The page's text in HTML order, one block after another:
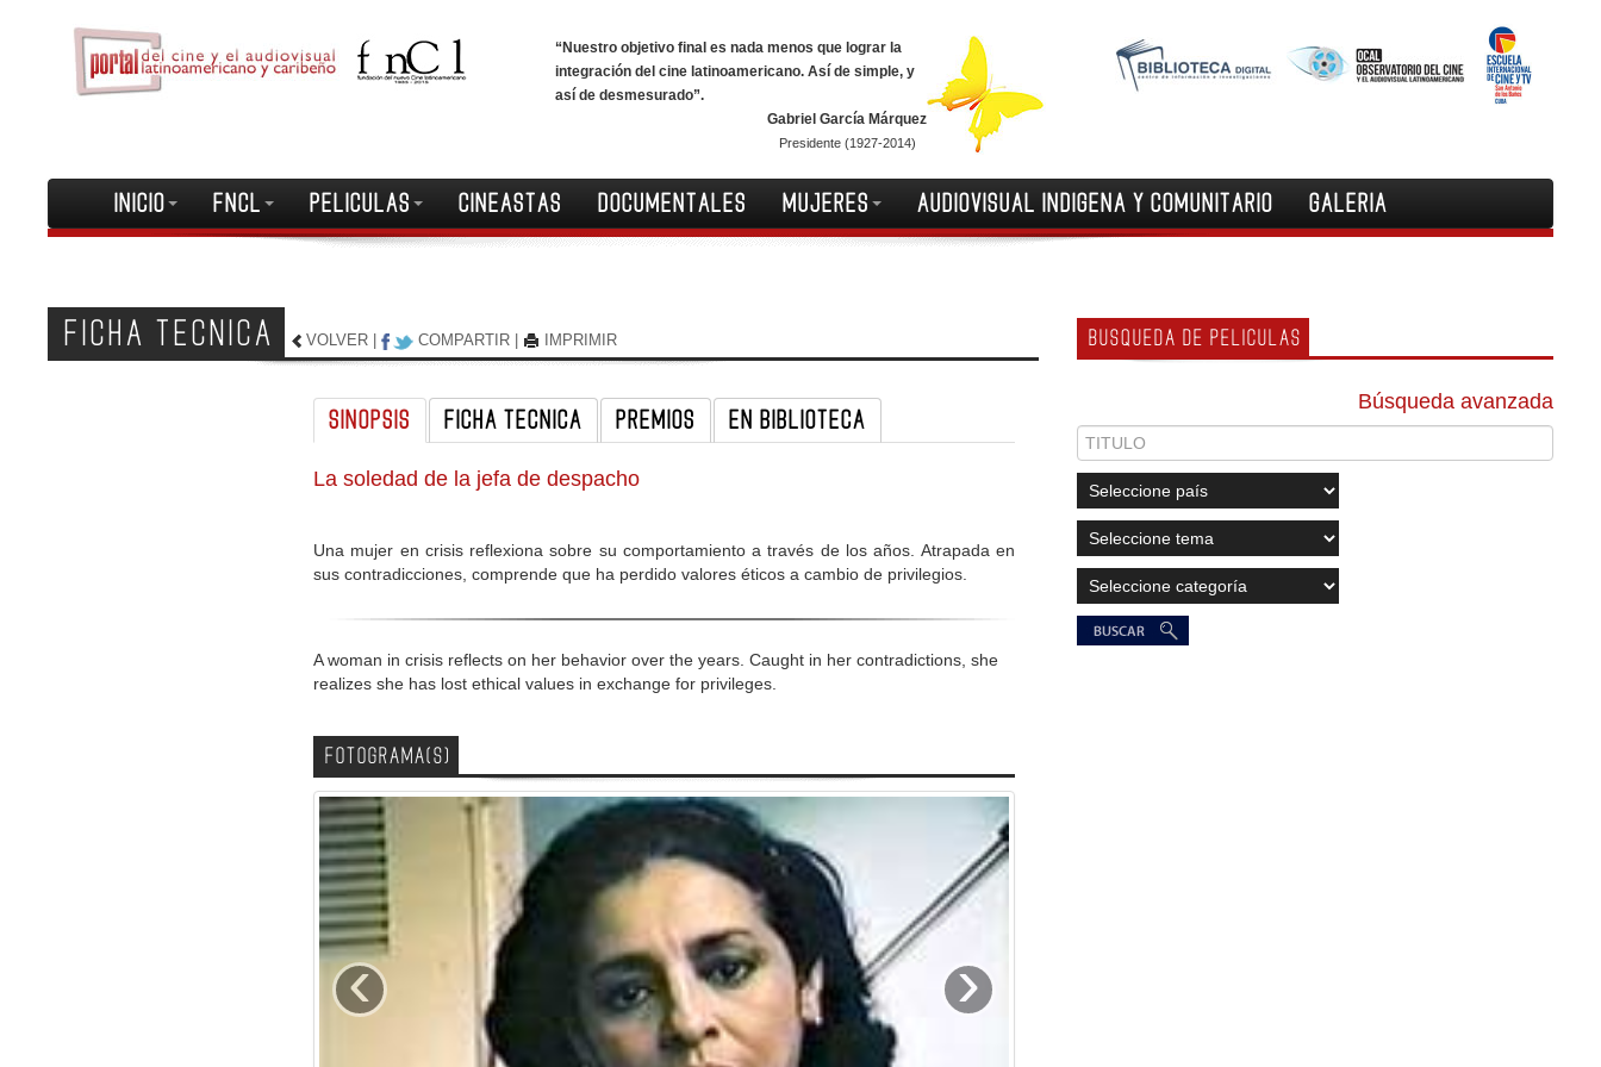
“Nuestro objetivo final es nada menos que lograr la
integración del cine latinoamericano. Así de simple, y
así de desmesurado”.
Gabriel García Márquez
Presidente (1927-2014)
INICIO FNCL PELICULAS CINEASTAS DOCUMENTALES MUJERES AUDIOVISUAL INDIGENA Y COMUNITARIO GALERIA
FICHA TECNICA VOLVER COMPARTIR IMPRIMIR
SINOPSIS FICHA TECNICA PREMIOS EN BIBLIOTECA
La soledad de la jefa de despacho
Una mujer en crisis reflexiona sobre su comportamiento a través de los años. Atrapada en
sus contradicciones, comprende que ha perdido valores éticos a cambio de privilegios.
A woman in crisis reflects on her behavior over the years. Caught in her contradictions, she
realizes she has lost ethical values in exchange for privileges.
FOTOGRAMA(S)
‹ ›
BUSQUEDA DE PELICULAS
Búsqueda avanzada